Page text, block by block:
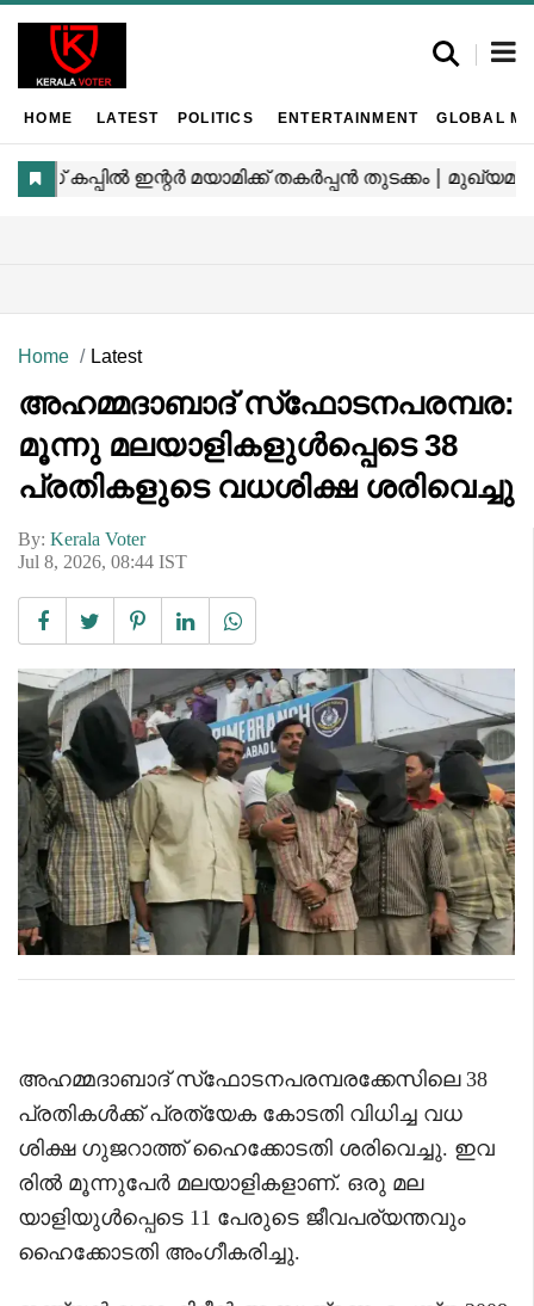
HOME LATEST POLITICS ENTERTAINMENT GLOBAL
Home Latest
അഹമ്മദാബാദ് സ്‌ഫോടനപരമ്പര:
മൂന്നു മലയാളികളുൾപ്പെടെ 38
പ്രതികളുടെ വധശിക്ഷ ശരിവെച്ചു
By: Kerala Voter
Jul 8, 2026, 08:44 IST
അഹമ്മദാബാദ് സ്‌ഫോടനപരമ്പരക്കേസിലെ 38
പ്രതികൾക്ക് പ്രത്യേക കോടതി വിധിച്ച വധ
ശിക്ഷ ഗുജറാത്ത് ഹൈക്കോടതി ശരിവെച്ചു. ഇവ
രിൽ മൂന്നുപേർ മലയാളികളാണ്. ഒരു മല
യാളിയുൾപ്പെടെ 11 പേരുടെ ജീവപര്യന്തവും
ഹൈക്കോടതി അംഗീകരിച്ചു.